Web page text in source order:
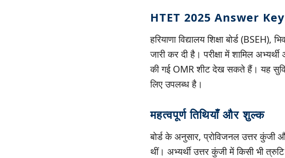
HTET 2025 Answer Key:
हरियाणा विद्यालय शिक्षा बोर्ड (BSEH),
जारी कर दी है। परीक्षा में शामिल
की गई OMR शीट देख सकते हैं। यह
लिए उपलब्ध है।
महत्वपूर्ण तिथियाँ और शुल्क
बोर्ड के अनुसार, प्रोविजनल उत्तर
थीं। अभ्यर्थी उत्तर कुंजी में किसी भी